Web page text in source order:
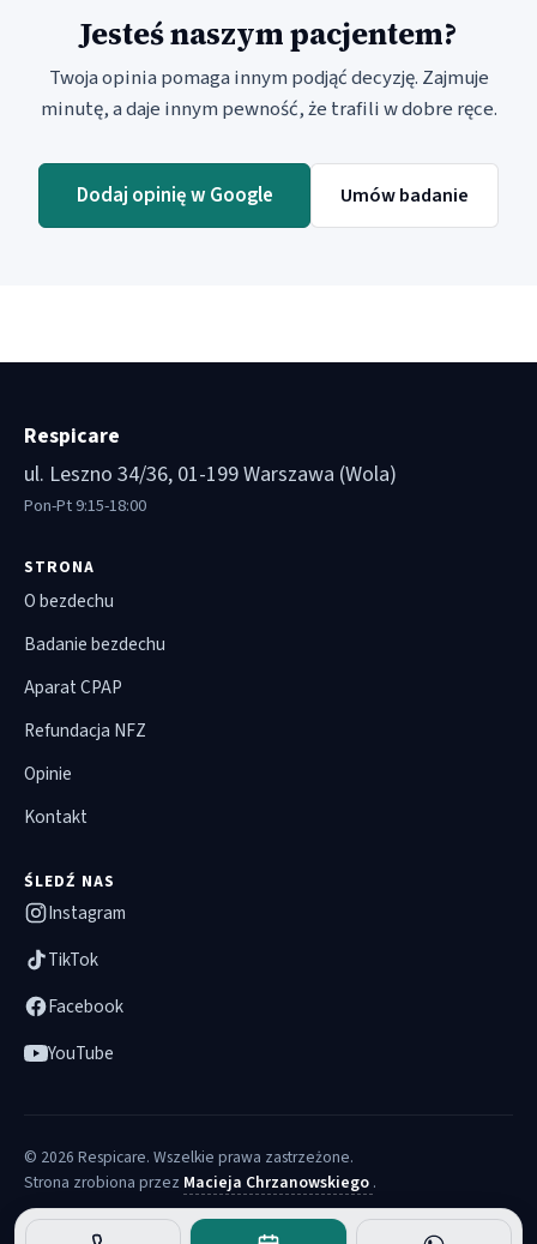
Jesteś naszym pacjentem?
Twoja opinia pomaga innym podjąć decyzję. Zajmuje
minutę, a daje innym pewność, że trafili w dobre ręce.
Dodaj opinię w Google Umów badanie
Respicare
ul. Leszno 34/36, 01-199 Warszawa (Wola)
Pon-Pt 9:15-18:00
STRONA
O bezdechu
Badanie bezdechu
Aparat CPAP
Refundacja NFZ
Opinie
Kontakt
ŚLEDŹ NAS
Instagram
TikTok
Facebook
YouTube
© 2026 Respicare. Wszelkie prawa zastrzeżone.
Strona zrobiona przez Macieja Chrzanowskiego .